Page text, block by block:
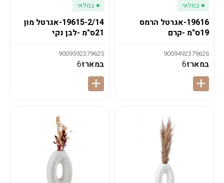
במלאי
19616-אגרטל הרמס
19ס"מ -קרם
9009492379626
במארז6
במלאי
19615-2/14-אגרטל מון
21ס"מ -לבן נקי
9009592379625
במארז6